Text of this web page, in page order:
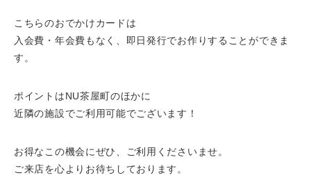
こちらのおでかけカードは
入会費・年会費もなく、即日発行でお作りすることができま
す。
ポイントはNU茶屋町のほかに
近隣の施設でご利用可能でございます！
お得なこの機会にぜひ、ご利用くださいませ。
ご来店を心よりお待ちしております。